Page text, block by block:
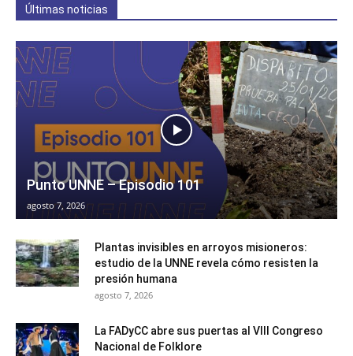
Últimas noticias
Punto UNNE – Episodio 101
agosto 7, 2026
Plantas invisibles en arroyos misioneros:
estudio de la UNNE revela cómo resisten la
presión humana
agosto 7, 2026
La FADyCC abre sus puertas al VIII Congreso
Nacional de Folklore